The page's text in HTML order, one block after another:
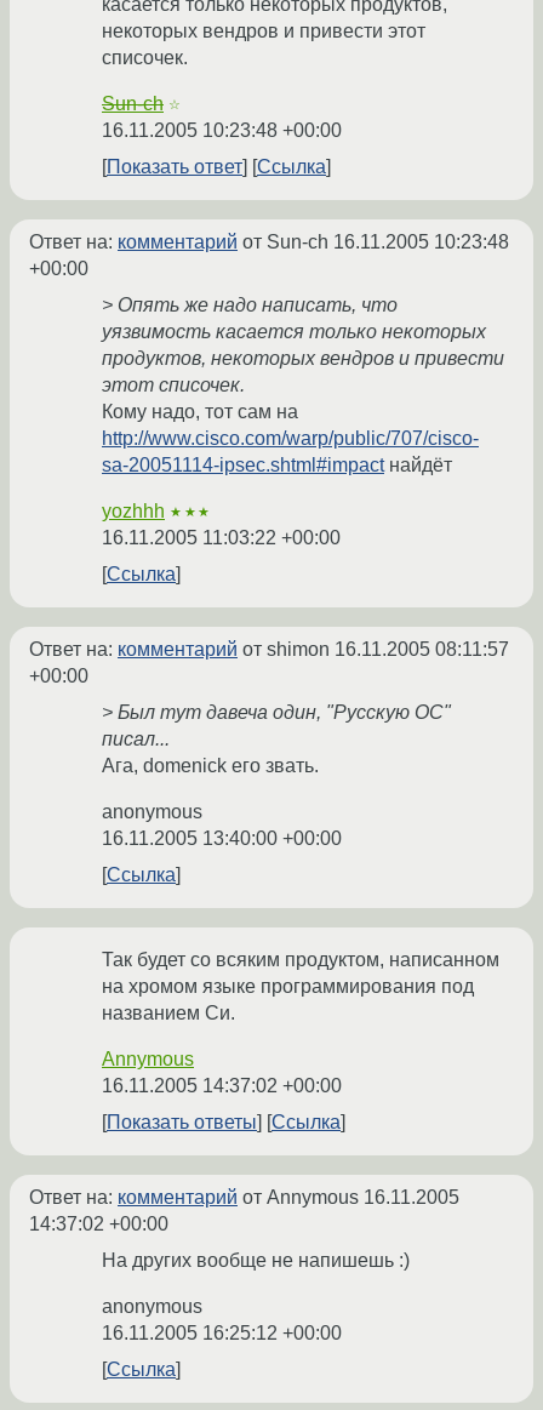
касается только некоторых продуктов,
некоторых вендров и привести этот
списочек.
Sun-ch ☆
16.11.2005 10:23:48 +00:00
Показать ответ
Ссылка
Ответ на: комментарий от Sun-ch 16.11.2005 10:23:48
+00:00
> Опять же надо написать, что
уязвимость касается только некоторых
продуктов, некоторых вендров и привести
этот списочек.
Кому надо, тот сам на
http://www.cisco.com/warp/public/707/cisco-
sa-20051114-ipsec.shtml#impactнайдёт
yozhhh ★★★
16.11.2005 11:03:22 +00:00
Ссылка
Ответ на: комментарий от shimon 16.11.2005 08:11:57
+00:00
> Был тут давеча один, "Русскую ОС"
писал...
Ага, domenick его звать.
anonymous
16.11.2005 13:40:00 +00:00
Ссылка
Так будет со всяким продуктом, написанном
на хромом языке программирования под
названием Си.
Annymous
16.11.2005 14:37:02 +00:00
Показать ответы
Ссылка
Ответ на: комментарий от Annymous 16.11.2005
14:37:02 +00:00
На других вообще не напишешь :)
anonymous
16.11.2005 16:25:12 +00:00
Ссылка